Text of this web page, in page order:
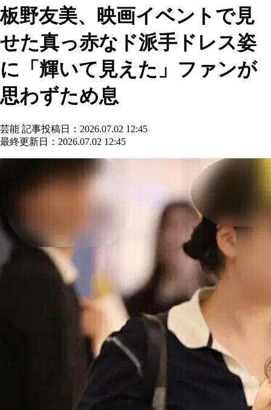
板野友美、映画イベントで見
せた真っ赤なド派手ドレス姿
に「輝いて見えた」ファンが
思わずため息
芸能 記事投稿日：2026.07.02 12:45
最終更新日：2026.07.02 12:45